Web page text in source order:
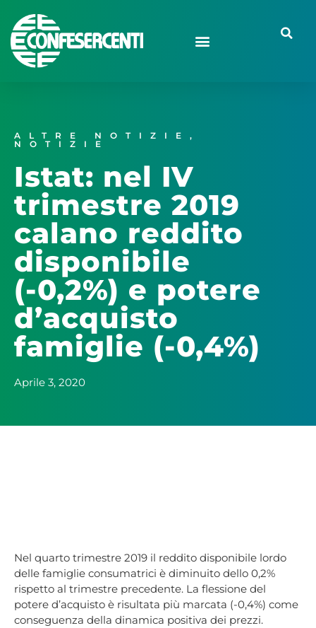
ALTRE NOTIZIE ,
NOTIZIE
Istat: nel IV
trimestre 2019
calano reddito
disponibile
(-0,2%) e potere
d’acquisto
famiglie (-0,4%)
Aprile 3, 2020
Nel quarto trimestre 2019 il reddito disponibile lordo
delle famiglie consumatrici è diminuito dello 0,2%
rispetto al trimestre precedente. La flessione del
potere d’acquisto è risultata più marcata (-0,4%) come
conseguenza della dinamica positiva dei prezzi.